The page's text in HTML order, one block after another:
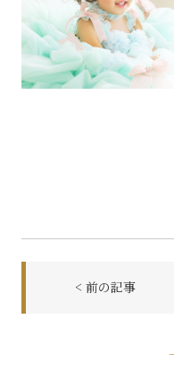
< 前の記事